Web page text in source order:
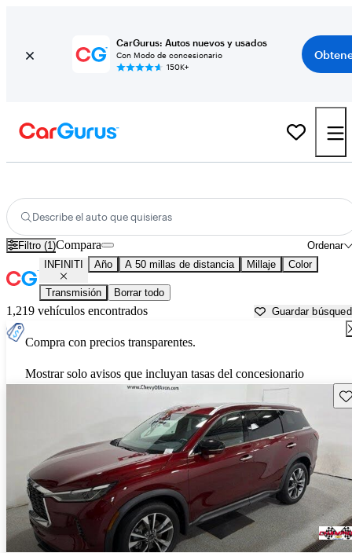
CarGurus: Autos nuevos y usados
Con Modo de concesionario
150K+
Describe el auto que quisieras
Filtro (1) Ordenar
Compara
INFINITI Año A 50 millas de distancia Millaje Color
Transmisión Borrar todo
1,219 vehículos encontrados Guardar
Compra con precios transparentes.
Mostrar solo avisos que incluyan tasas del concesionario